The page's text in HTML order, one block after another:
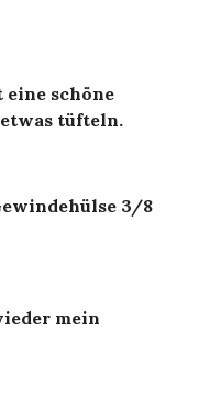
eine schöne
tüfteln.
3/8
mein